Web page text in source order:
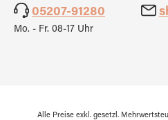
05207-91280
Mo. - Fr. 08-17 Uhr
Alle Preise exkl. gesetzl.